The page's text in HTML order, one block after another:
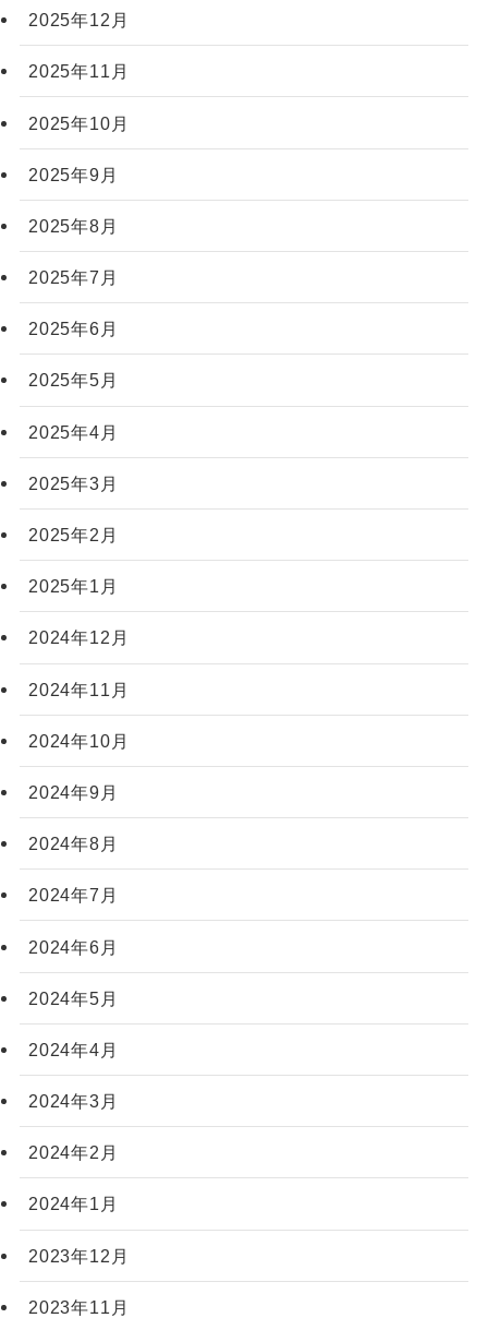
2025年12月
2025年11月
2025年10月
2025年9月
2025年8月
2025年7月
2025年6月
2025年5月
2025年4月
2025年3月
2025年2月
2025年1月
2024年12月
2024年11月
2024年10月
2024年9月
2024年8月
2024年7月
2024年6月
2024年5月
2024年4月
2024年3月
2024年2月
2024年1月
2023年12月
2023年11月